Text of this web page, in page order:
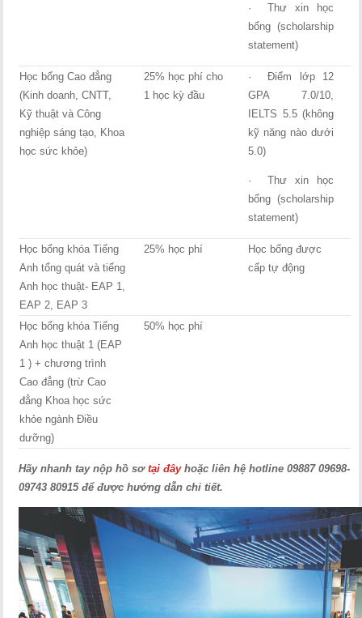
· Thư xin học
bổng (scholarship
statement)
Học bổng Cao đẳng
(Kinh doanh, CNTT,
Kỹ thuật và Công
nghiệp sáng tạo, Khoa
học sức khỏe)
25% học phí cho
1 học kỳ đầu
· Điểm lớp 12
GPA 7.0/10,
IELTS 5.5 (không
kỹ năng nào dưới
5.0)
· Thư xin học
bổng (scholarship
statement)
Học bổng khóa Tiếng
Anh tổng quát và tiếng
Anh học thuật- EAP 1,
EAP 2, EAP 3
25% học phí
Học bổng được
cấp tự động
Học bổng khóa Tiếng
Anh học thuật 1 (EAP
1 ) + chương trình
Cao đẳng (trừ Cao
đẳng Khoa học sức
khỏe ngành Điều
dưỡng)
50% học phí
Hãy nhanh tay nộp hồ sơ tại đâyhoặc liên hệ hotline 09887 09698-
09743 80915 để được hướng dẫn chi tiết.